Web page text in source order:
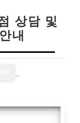
상담 및
내